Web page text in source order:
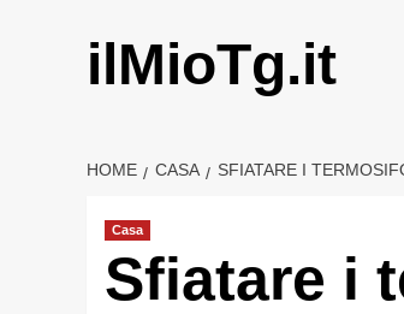
ilMioTg.it
HOME CASA SFIATARE I
Casa
Sfiatare i